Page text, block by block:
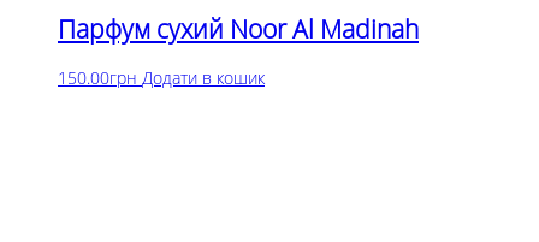
Парфум сухий Noor Al Madinah
150.00грн Додати в кошик